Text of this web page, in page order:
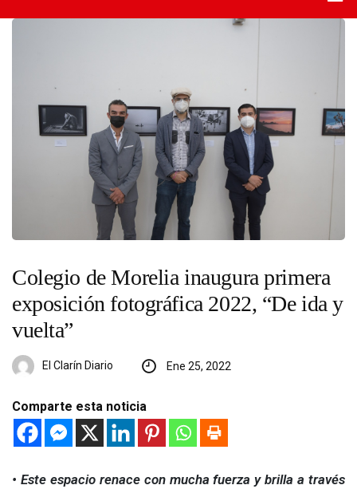
Colegio de Morelia inaugura primera
exposición fotográfica 2022, “De ida y
vuelta”
El Clarín Diario Ene 25, 2022
Comparte esta noticia
• Este espacio renace con mucha fuerza y brilla a través